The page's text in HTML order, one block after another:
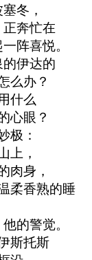
冬，
奔忙在
阵喜悦。
伊达的
么办？
什么
心眼？
极：
上，
肉身，
柔香熟的睡
的警觉。
斯托斯